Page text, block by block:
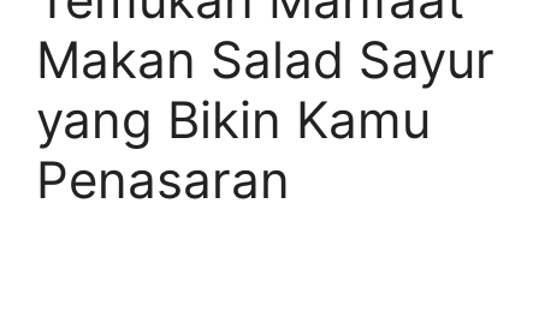
Makan Salad Sayur
yang Bikin Kamu
Penasaran